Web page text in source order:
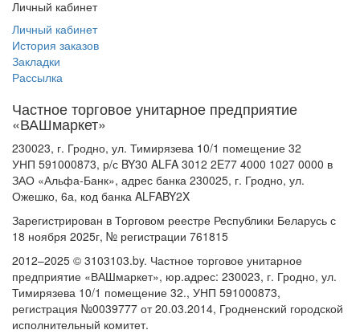
Личный кабинет
Личный кабинет
История заказов
Закладки
Рассылка
Частное торговое унитарное предприятие
«ВАШмаркет»
230023, г. Гродно, ул. Тимирязева 10/1 помещение 32
УНП 591000873, р/с BY30 ALFA 3012 2E77 4000 1027 0000 в
ЗАО «Альфа-Банк», адрес банка 230025, г. Гродно, ул.
Ожешко, 6а, код банка ALFABY2X
Зарегистрирован в Торговом реестре Республики Беларусь с
18 ноября 2025г, № регистрации 761815
2012–2025 © 3103103.by. Частное торговое унитарное
предприятие «ВАШмаркет», юр.адрес: 230023, г. Гродно, ул.
Тимирязева 10/1 помещение 32., УНП 591000873,
регистрация №0039777 от 20.03.2014, Гродненский городской
исполнительный комитет.